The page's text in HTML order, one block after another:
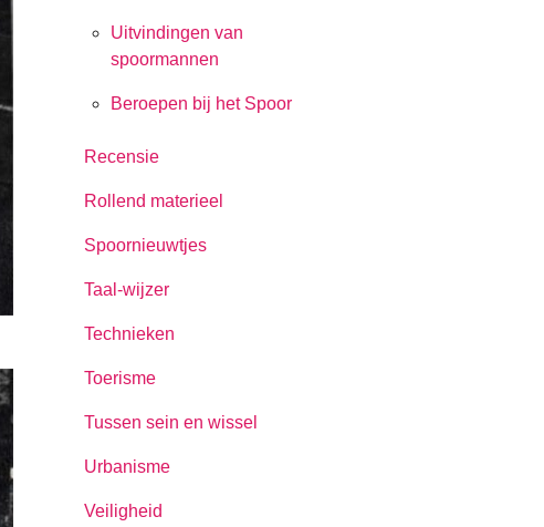
Uitvindingen van
spoormannen
Beroepen bij het Spoor
Recensie
Rollend materieel
Spoornieuwtjes
Taal-wijzer
Technieken
Toerisme
Tussen sein en wissel
Urbanisme
Veiligheid